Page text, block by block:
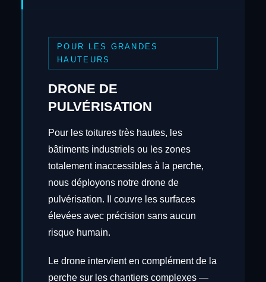
POUR LES GRANDES
HAUTEURS
DRONE DE
PULVÉRISATION
Pour les toitures très hautes, les
bâtiments industriels ou les zones
totalement inaccessibles à la perche,
nous déployons notre drone de
pulvérisation. Il couvre les surfaces
élevées avec précision sans aucun
risque humain.
Le drone intervient en complément de la
perche sur les chantiers complexes —